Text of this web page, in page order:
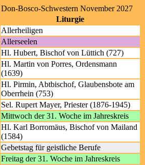
Bosco-Schwestern November 2027
Liturgie
Allerheiligen
Allerseelen
Hl. Hubert, Bischof von Lüttich (727)
Hl. Martin von Porres, Ordensmann
(1639)
Hl. Pirmin, Abtbischof, Glaubensbote am
Oberrhein (753)
Sel. Rupert Mayer, Priester (1876-1945)
Mittwoch der 31. Woche im Jahreskreis
Hl. Karl Borromäus, Bischof von Mailand
(1584)
Gebetstag für geistliche Berufe
Freitag der 31. Woche im Jahreskreis